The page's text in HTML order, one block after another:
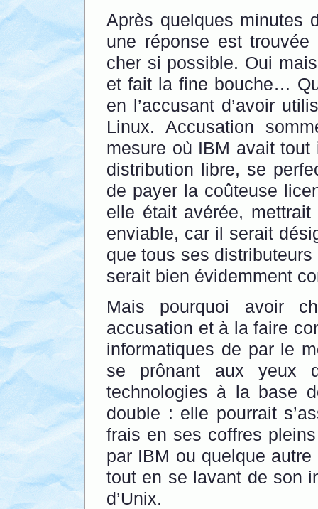
Après quelques minutes
une réponse est
cher si possible. Oui
et fait la fine bouche…
en l’accusant d’avoir
Linux. Accusation
mesure où IBM avait
distribution libre, se
de payer la coûteuse
elle était avérée,
enviable, car il serait
que tous ses
serait bien évidemment
Mais pourquoi avoir
accusation et à la faire
informatiques de par le
se prônant aux yeux
technologies à la base
double : elle pourrait
frais en ses coffres
par IBM ou quelque
tout en se lavant de son
d’Unix.